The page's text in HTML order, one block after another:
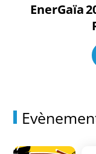
EnerGaïa